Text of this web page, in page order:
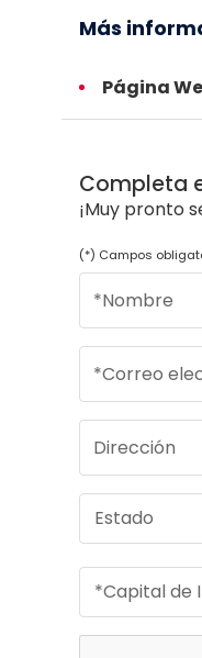
Más
Página
Completa
¡Muy pronto
(*) Campos